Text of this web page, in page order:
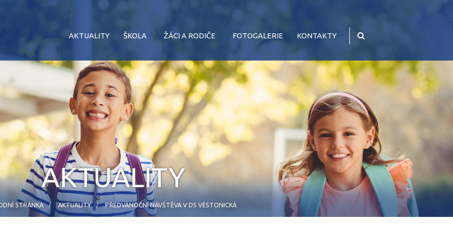
AKTUALITY ŠKOLA ŽÁCI A RODIČE FOTOGALERIE KONTAKTY
AKTUALITY
STRÁNKA AKTUALITY PŘEDVÁNOČNÍ NÁVŠTĚVA V DS VĚSTONICKÁ